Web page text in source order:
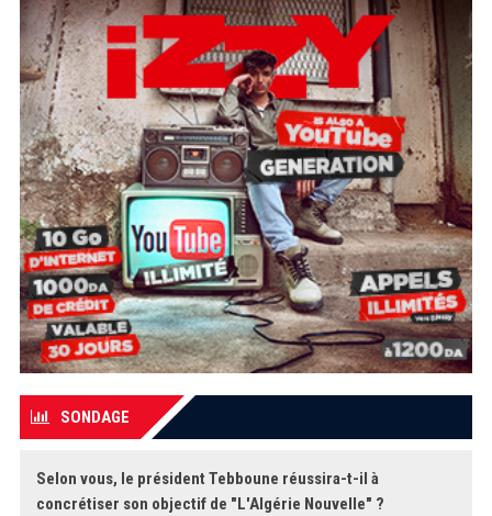
SONDAGE
Selon vous, le président Tebboune réussira-t-il à
concrétiser son objectif de "L'Algérie Nouvelle" ?